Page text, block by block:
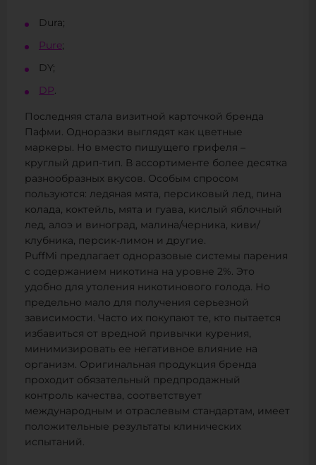
Dura;
Pure;
DY;
DP.
Последняя стала визитной карточкой бренда
Пафми. Одноразки выглядят как цветные
маркеры. Но вместо пишущего грифеля –
круглый дрип-тип. В ассортименте более десятка
разнообразных вкусов. Особым спросом
пользуются: ледяная мята, персиковый лед, пина
колада, коктейль, мята и гуава, кислый яблочный
лед, алоэ и виноград, малина/черника, киви/
клубника, персик-лимон и другие.
PuffMi предлагает одноразовые системы парения
с содержанием никотина на уровне 2%. Это
удобно для утоления никотинового голода. Но
предельно мало для получения серьезной
зависимости. Часто их покупают те, кто пытается
избавиться от вредной привычки курения,
минимизировать ее негативное влияние на
организм. Оригинальная продукция бренда
проходит обязательный предпродажный
контроль качества, соответствует
международным и отраслевым стандартам, имеет
положительные результаты клинических
испытаний.